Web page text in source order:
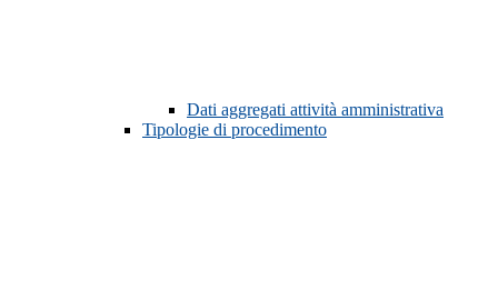
Dati aggregati attività amministrativa
Tipologie di procedimento